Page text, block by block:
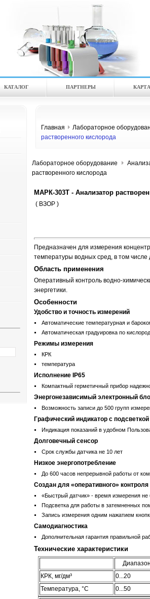
КАТАЛOГ ПАРТНЕРЫ
Главная Лабораторное
растворенного кислорода
Лабораторное оборудование
растворенного кислорода
МАРК-303Т - Анализатор
( ВЗОР )
Предназначен для измерения
температуры водных сред, в том числе
Область применения
Оперативный контроль водно-
энергетики.
Особенности
Удобство и точность измерений
Автоматические температурная и
Автоматическая градуировка по
Режимы измерения
КРК
температура
Исполнение IP65
Компактный герметичный прибор
Энергонезависимый электронный
Возможность записи до 500 групп
Графический индикатор с подсветкой
Индикация показаний в удобном
Долговечный сенсор
Срок службы датчика не 10 лет
Низкое энергопотребление
До 600 часов непрерывной работы от
Создан для «оперативного» контроля
«Быстрый датчик» - время измерения не
Подсветка для работы в затемненных
Запись измерения одним нажатием
Самодиагностика
Дополнительная гарантия правильной
Технические характеристики
Диапазон
КРК, мг/дм³
0...20
Температура, °С
0...50